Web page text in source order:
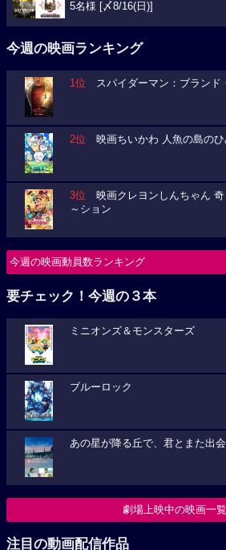
5名様 [〆8/16(日)]
今週の映画ランキング
1位 スパイダーマン：ブランド
2位 映画ちいかわ 人魚の島のひ
3位 映画クレヨンしんちゃん
～ション
今週の映画動員数ランキング
要チェック！今週の３本
ミニオンズ＆モンスターズ
ブルーロック
あの星が降る丘で、君とまた出会
劇場上映中の映画一覧
注目の動画配信作品